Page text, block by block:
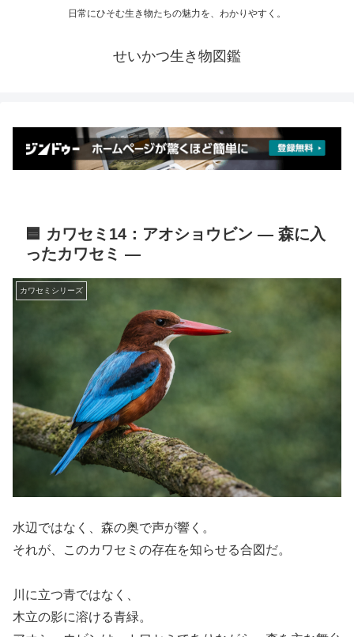
日常にひそむ生き物たちの魅力を、わかりやすく。
せいかつ生き物図鑑
🟦 カワセミ14：アオショウビン ― 森に入
ったカワセミ ―
カワセミシリーズ
水辺ではなく、森の奥で声が響く。
それが、このカワセミの存在を知らせる合図だ。
川に立つ青ではなく、
木立の影に溶ける青緑。